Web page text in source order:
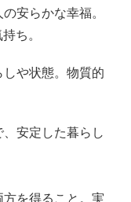
安らかな幸福。
ち。
や状態。物質的
安定した暮らし
を得ること。実